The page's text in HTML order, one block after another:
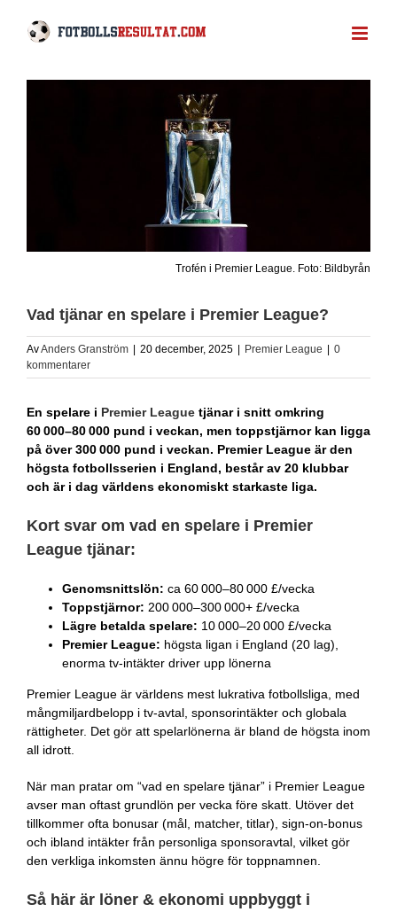
innehållet
Trofén i Premier League. Foto: Bildbyrån
Vad tjänar en spelare i Premier League?
AvAnders Granström 20 december, 2025 Premier League
0
kommentarer
En spelare i Premier League tjänar i snitt omkring
60 000–80 000 pund i veckan, men toppstjärnor kan ligga
på över 300 000 pund i veckan. Premier League är den
högsta fotbollsserien i England, består av 20 klubbar
och är i dag världens ekonomiskt starkaste liga.
Kort svar om vad en spelare i Premier
League tjänar:
Genomsnittslön: ca 60 000–80 000 £/vecka
Toppstjärnor: 200 000–300 000+ £/vecka
Lägre betalda spelare: 10 000–20 000 £/vecka
Premier League: högsta ligan i England (20 lag),
enorma tv-intäkter driver upp lönerna
Premier League är världens mest lukrativa fotbollsliga, med
mångmiljardbelopp i tv-avtal, sponsorintäkter och globala
rättigheter. Det gör att spelarlönerna är bland de högsta inom
all idrott.
När man pratar om “vad en spelare tjänar” i Premier League
avser man oftast grundlön per vecka före skatt. Utöver det
tillkommer ofta bonusar (mål, matcher, titlar), sign-on-bonus
och ibland intäkter från personliga sponsoravtal, vilket gör
den verkliga inkomsten ännu högre för toppnamnen.
Så här är löner & ekonomi uppbyggt i